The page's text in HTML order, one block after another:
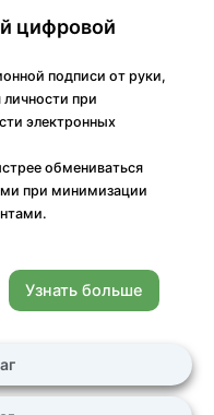
цифровой
подписи от руки,
при
электронных
обмениваться
при минимизации
Узнать больше